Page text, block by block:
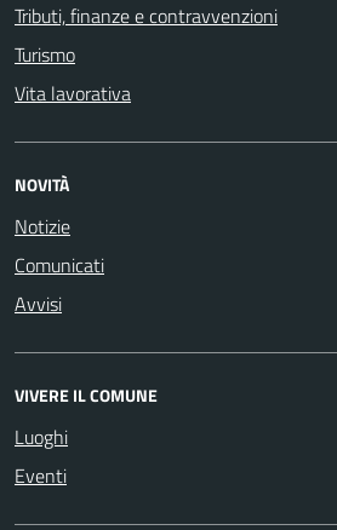
Tributi, finanze e contravvenzioni
Turismo
Vita lavorativa
NOVITÀ
Notizie
Comunicati
Avvisi
VIVERE IL COMUNE
Luoghi
Eventi